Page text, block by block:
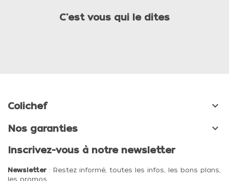
C'est vous qui le dites
Colichef 
Nos garanties 
Inscrivez-vous à notre newsletter
Newsletter : Restez informé, toutes les infos, les bons plans,
les promos, …